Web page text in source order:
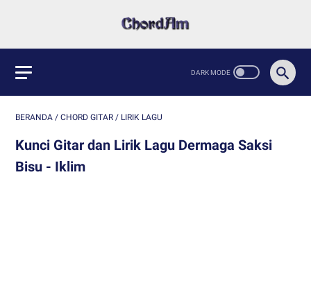
BERANDA / CHORD GITAR / LIRIK LAGU
Kunci Gitar dan Lirik Lagu Dermaga Saksi
Bisu - Iklim